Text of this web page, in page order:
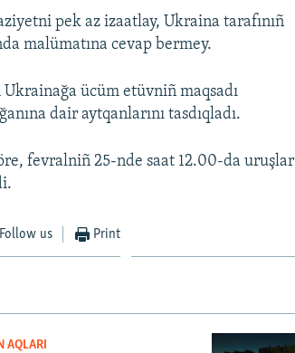
pek az izaatlay, Ukraina tarafınıñ
malümatına cevap bermey.
ücüm etüvniñ maqsadı
dair aytqanlarını tasdıqladı.
fevralniñ 25-nde saat 12.00-da uruşlar
Follow us Print
AQLARI